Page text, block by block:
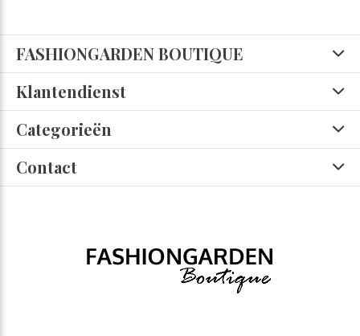
FASHIONGARDEN BOUTIQUE
Klantendienst
Categorieën
Contact